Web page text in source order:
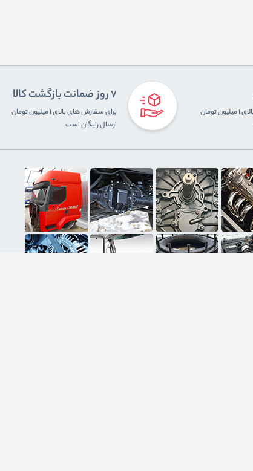
برای سفارش های بالای ۱ میلیون تومان
7 روز ضمانت بازگشت کالا
برای سفارش های بالای ۱ میلیون تومان
ارسال رایگان است